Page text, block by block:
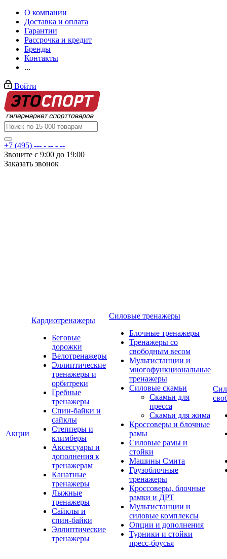
О компании
Доставка и оплата
Гарантии
Рассрочка и кредит
Бренды
Контакты
...
Войти
+7 (495) --- - -- - --
Звоните с 9:00 до 19:00
Заказать звонок
Акции
Кардиотренажеры
Беговые
дорожки
Велотренажеры
Эллиптические
тренажеры и
орбитреки
Гребные
тренажеры
Спин-байки и
сайклы
Степперы и
климберы
Аксессуары и
дополнения к
тренажерам
Канатные
тренажеры
Лыжные
тренажеры
Сайклы и
спин-байки
Эллиптические
тренажеры
Силовые тренажеры
Блочные тренажеры
Тренажеры со
свободным весом
Мультистанции и
многофункциональные
тренажеры
Силовые скамьи
Скамьи для
пресса
Скамьи для жима
Кроссоверы и блочные
рамы
Силовые рамы и
стойки
Машины Смита
Грузоблочные
тренажеры
Кроссоверы, блочные
рамки и ДРТ
Мультистанции и
силовые комплексы
Опции и дополнения
Турники и стойки
пресс-брусья